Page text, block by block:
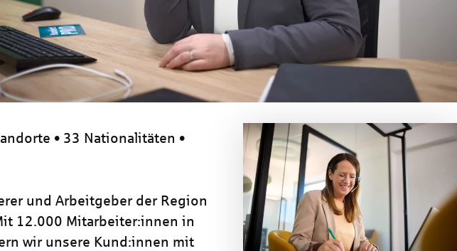
2026 (m/w/d)
• 33 Nationalitäten •
und Arbeitgeber der Region
12.000 Mitarbeiter:innen in
wir unsere Kund:innen mit